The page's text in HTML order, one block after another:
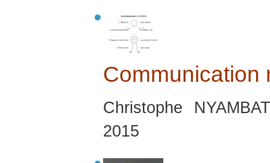
Communication
Christophe
2015